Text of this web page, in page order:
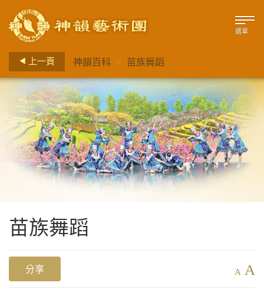
選單
上一頁 神韻百科 > 苗族舞蹈
苗族舞蹈
分享 A A